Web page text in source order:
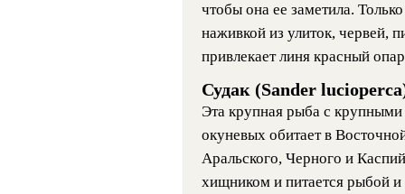
чтобы она ее заметила.
наживкой из улиток, червей,
привлекает линя красный
Судак (Sander
Эта крупная рыба с
окуневых обитает в
Аральского, Черного и
хищником и питается рыбой